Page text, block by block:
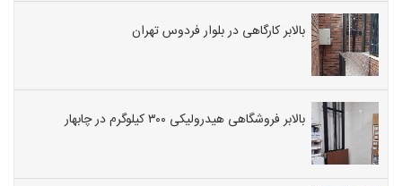
بالابر کارگاهی در بلوار فردوس تهران
بالابر فروشگاهی هیدرولیکی ۳۰۰ کیلوگرم در چابهار